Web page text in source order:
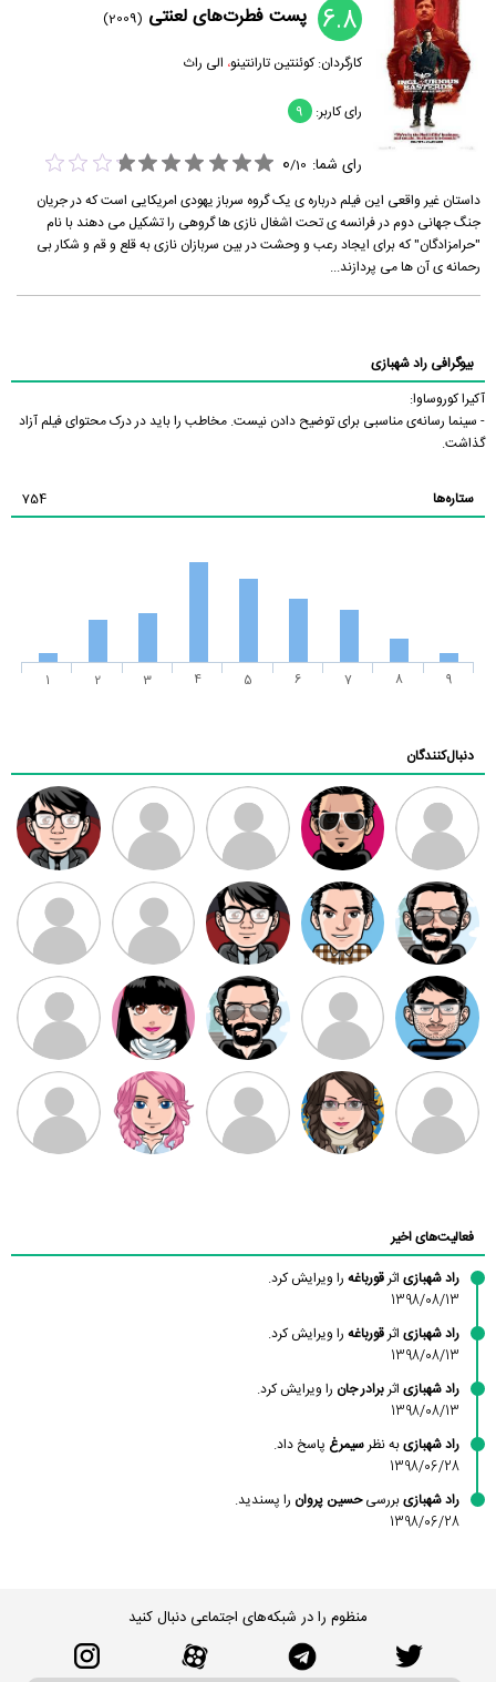
6.8 پست‌ فطرت‌های لعنتی (2009)
کارگردان:کوئنتین تارانتینو، الی راث
رای کاربر: 9
رای شما: 0/10
داستان غیر واقعی این فیلم درباره ی یک گروه سرباز یهودی امریکایی است که در جریان
جنگ جهانی دوم در فرانسه ی تحت اشغال نازی ها گروهی را تشکیل می دهند با نام
"حرامزادگان" که برای ایجاد رعب و وحشت در بین سربازان نازی به قلع و قم و شکار بی
رحمانه ی آن ها می پردازند...
بیوگرافی راد شهبازی
آکیرا کوروساوا:
- سینما رسانه‌ی مناسبی برای توضیح دادن نیست. مخاطب را باید در درک محتوای فیلم آزاد
گذاشت.
ستاره‌ها 754
1 2 3 4 5 6 7 8 9
دنبال‌کنندگان
ممدرضا رضا کاظمی زهرا ~ ابتین
سید محمد
موسوی
مهدی فرهمند مهدی سلطانی داود رضیی
طرفدار میلی
بابی براون
کیوان کیانی
سامان راحمی امیردلتا امیروو ملیکا منتظری عارفه داستانپور
فعالیت‌های اخیر
راد شهبازی اثرقورباغه را ویرایش کرد.
1398/08/13
راد شهبازی اثرقورباغه را ویرایش کرد.
1398/08/13
راد شهبازی اثربرادر جان را ویرایش کرد.
1398/08/13
راد شهبازیبه نظرسیمرغ پاسخ داد.
1398/06/28
راد شهبازیبررسیحسین پروان را پسندید.
1398/06/28
منظوم را در شبکه‌های اجتماعی دنبال کنید